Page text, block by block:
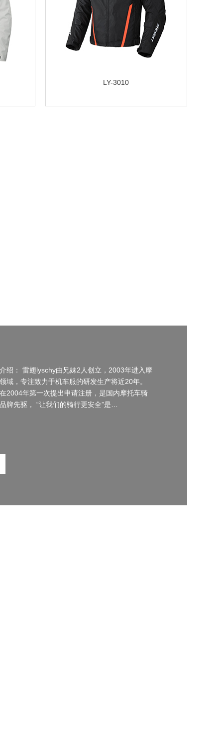
LY-3010
绍： 雷翅lyschy由兄妹2人创立，2003年进入摩
域，专注致力于机车服的研发生产将近20年。
2004年第一次提出申请注册，是国内摩托车骑
牌先驱， “让我们的骑行更安全”是…